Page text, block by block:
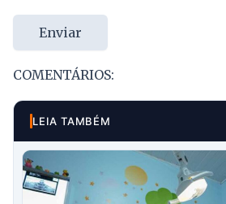
Enviar
COMENTÁRIOS:
LEIA TAMBÉM